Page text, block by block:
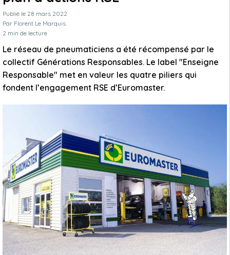
Publié le 28 mars 2022
Par Florent Le Marquis
2 min de lecture
Le réseau de pneumaticiens a été récompensé par le
collectif Générations Responsables. Le label "Enseigne
Responsable" met en valeur les quatre piliers qui
fondent l’engagement RSE d’Euromaster.